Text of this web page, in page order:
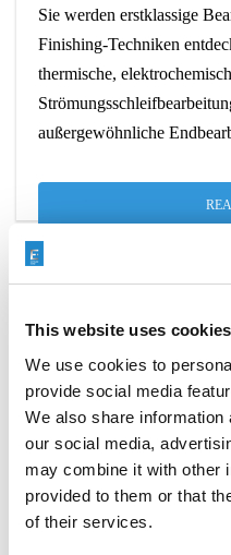
This website uses cookies
We use cookies to
provide social media
We also share
our social media,
may combine it with other
provided to them or that
of their services.
Sie werden erstklassige
Finishing-Techniken
thermische,
außergewöhnliche
LÖSUNGEN VON
AUF DER
FEBRUARY 19, 2025